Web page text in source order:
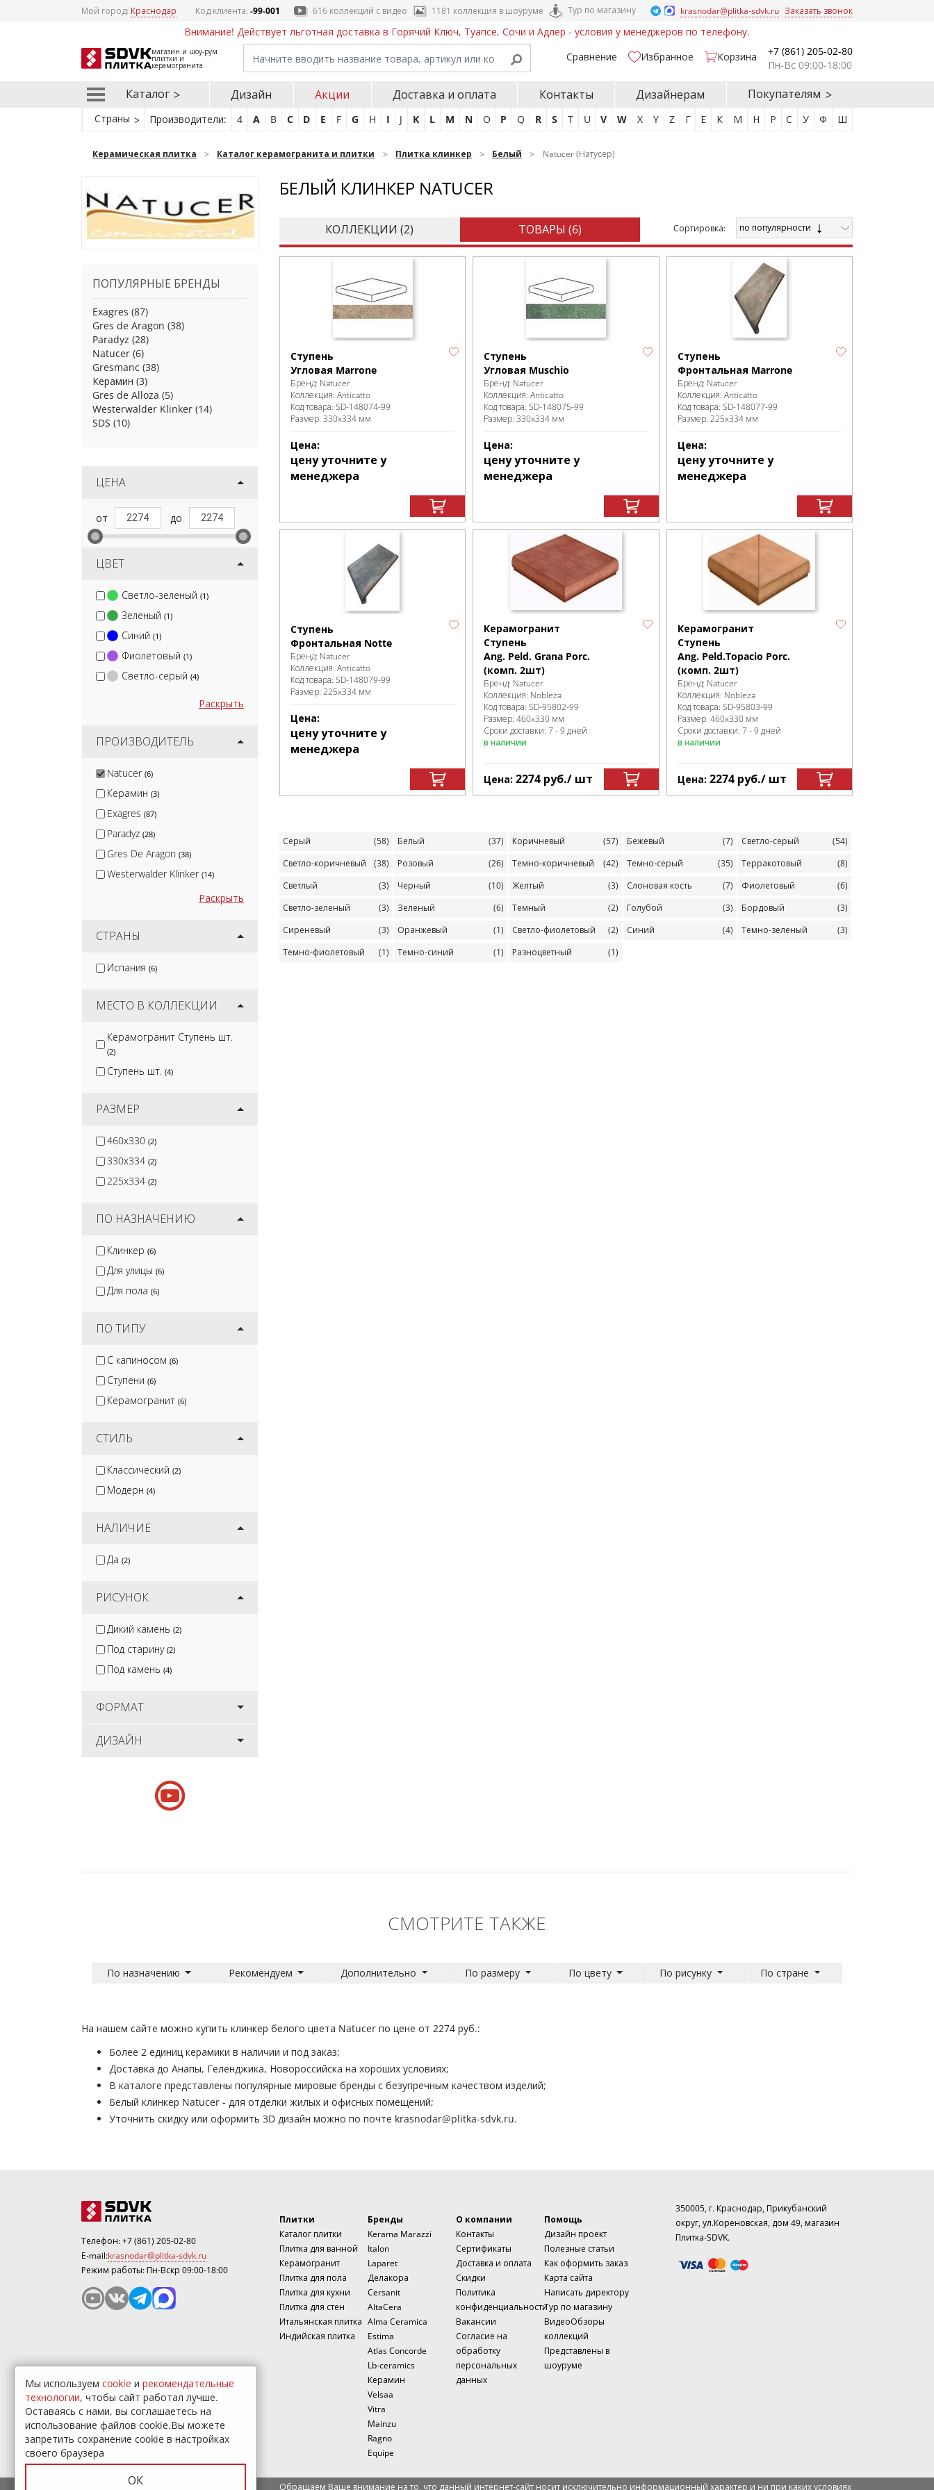
Мой город: Краснодар Код клиента:-99-001 616 коллекций с видео 1181 коллекция в шоуруме Тур по магазину krasnodar@plitka-sdvk.ru Заказать звонок
Внимание! Действует льготная доставка в Горячий Ключ, Туапсе, Сочи и Адлер - условия у менеджеров по телефону.
магазин и шоу-рум
плитки и
керамогранита
Сравнение Избранное Корзина
+7 (861) 205-02-80
Пн-Вс 09:00-18:00
Каталог Дизайн Акции Доставка и оплата Контакты Дизайнерам Покупателям
Страны Производители: 4 A B C D E F G H I J K L M N O P Q R S T U V W X Y Z Г Е К М Н Р С У Ф Ш
Керамическая плитка Каталог керамогранита и плитки Плитка клинкер Белый Natucer (Натусер)
ПОПУЛЯРНЫЕ БРЕНДЫ
Exagres (87)
Gres de Aragon (38)
Paradyz (28)
Natucer (6)
Gresmanc (38)
Керамин (3)
Gres de Alloza (5)
Westerwalder Klinker (14)
SDS (10)
ЦЕНА
ЦВЕТ
Светло-зеленый (1)
Зеленый (1)
Синий (1)
Фиолетовый (1)
Светло-серый (4)
Раскрыть
ПРОИЗВОДИТЕЛЬ
Natucer (6)
Керамин (3)
Exagres (87)
Paradyz (28)
Gres De Aragon (38)
Westerwalder Klinker (14)
SDS(10)
Раскрыть
СТРАНЫ
Испания (6)
МЕСТО В КОЛЛЕКЦИИ
Керамогранит Ступень шт.
(2)
Ступень шт. (4)
РАЗМЕР
460x330 (2)
330x334 (2)
225x334 (2)
ПО НАЗНАЧЕНИЮ
Клинкер (6)
Для улицы (6)
Для пола (6)
ПО ТИПУ
С капиносом (6)
Ступени (6)
Керамогранит (6)
СТИЛЬ
Классический (2)
Модерн (4)
НАЛИЧИЕ
Да (2)
РИСУНОК
Дикий камень (2)
Под старину (2)
Под камень (4)
ФОРМАТ
ДИЗАЙН
БЕЛЫЙ КЛИНКЕР NATUCER
КОЛЛЕКЦИИ (2) ТОВАРЫ (6) Cортировка: по популярности
Ступень
Угловая Marrone
Бренд: Natucer
Коллекция: Anticatto
Код товара: SD-148074-99
Размер: 330x334 мм
Цена:
цену уточните у
менеджера
Ступень
Угловая Muschio
Бренд: Natucer
Коллекция:Anticatto
Код товара:SD-148075-99
Размер:330x334 мм
Цена:
цену уточните у
менеджера
Ступень
Фронтальная Marrone
Бренд: Natucer
Коллекция: Anticatto
Код товара: SD-148077-99
Размер: 225x334 мм
Цена:
цену уточните у
менеджера
Ступень
Фронтальная Notte
Бренд: Natucer
Коллекция: Anticatto
Код товара: SD-148079-99
Размер: 225x334 мм
Цена:
цену уточните у
менеджера
Керамогранит
Ступень
Ang. Peld. Grana Porc.
(комп. 2шт)
Бренд: Natucer
Коллекция: Nobleza
Код товара:SD-95802-99
Размер:460x330 мм
Сроки доставки: 7 - 9 дней
в наличии
Цена:2274 руб./ шт
Керамогранит
Ступень
Ang. Peld.Topacio Porc.
(комп. 2шт)
Бренд: Natucer
Коллекция: Nobleza
Код товара: SD-95803-99
Размер: 460x330 мм
Сроки доставки: 7 - 9 дней
в наличии
Цена: 2274 руб./ шт
Серый (58) Белый (37) Коричневый (57) Бежевый (7) Светло-серый
(54)
Светло-коричневый
(38) Розовый (26) Темно-коричневый (42) Темно-серый (35) Терракотовый
(8)
Светлый
(3) Черный (10) Желтый (3) Слоновая кость (7) Фиолетовый
(6)
Светло-зеленый
(3) Зеленый (6) Темный (2) Голубой (3) Бордовый
(3)
Сиреневый
(3) Оранжевый (1) Светло-фиолетовый (2) Синий (4) Темно-зеленый
(3)
Темно-фиолетовый
(1) Темно-синий (1) Разноцветный (1)
СМОТРИТЕ ТАКЖЕ
По назначению Рекомендуем Дополнительно По размеру По цвету По рисунку По стране
На нашем сайте можно купить клинкер белого цвета Natucer по цене от 2274 руб.:
Более 2 единиц керамики в наличии и под заказ;
Доставка до Анапы, Геленджика, Новороссийска на хороших условиях;
В каталоге представлены популярные мировые бренды с безупречным качеством изделий;
Белый клинкер Natucer - для отделки жилых и офисных помещений;
Уточнить скидку или оформить 3D дизайн можно по почте krasnodar@plitka-sdvk.ru.
Телефон:+7 (861) 205-02-80
E-mail:krasnodar@plitka-sdvk.ru
Режим работы: Пн-Вскр 09:00-18:00
Плитки
Каталог плитки
Плитка для ванной
Керамогранит
Плитка для пола
Плитка для кухни
Плитка для стен
Итальянская плитка
Индийская плитка
Бренды
Kerama Marazzi
Italon
Laparet
Делакора
Cersanit
AltaCera
Alma Ceramica
Estima
Atlas Concorde
Lb-ceramics
Керамин
Velsaa
Vitra
Mainzu
Ragno
Equipe
О компании
Контакты
Сертификаты
Доставка и оплата
Скидки
Политика
конфиденциальности
Вакансии
Согласие на
обработку
персональных
данных
Помощь
Дизайн проект
Полезные статьи
Как оформить заказ
Карта сайта
Написать директору
Тур по магазину
ВидеоОбзоры
коллекций
Представлены в
шоуруме
350005, г. Краснодар, Прикубанский
округ, ул.Кореновская, дом 49, магазин
Плитка-SDVK.
Обращаем Ваше внимание на то, что данный интернет-сайт носит исключительно информационный характер и ни при каких условиях
Мы используем cookie и рекомендательные
технологии, чтобы сайт работал лучше.
Оставаясь с нами, вы соглашаетесь на
использование файлов cookie.Вы можете
запретить сохранение cookie в настройках
своего браузера
ОК